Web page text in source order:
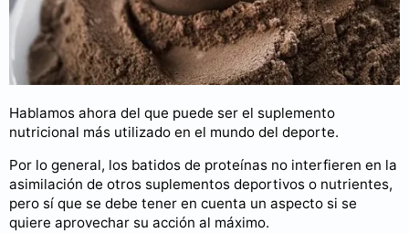
Hablamos ahora del que puede ser el suplemento
nutricional más utilizado en el mundo del deporte.
Por lo general, los batidos de proteínas no interfieren en la
asimilación de otros suplementos deportivos o nutrientes,
pero sí que se debe tener en cuenta un aspecto si se
quiere aprovechar su acción al máximo.